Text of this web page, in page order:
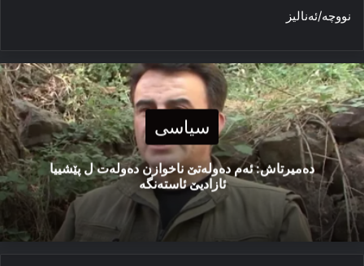
نووچه‌/ئەنالیز
سیاسی
دەمیرتاش: ئەم دەولەتێ ناخوازن دەولەت ل پێشییا
ئازادیێ ئاستەنگە